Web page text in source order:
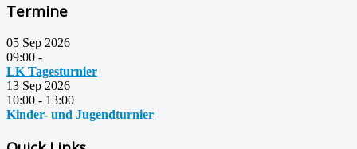
Termine
05 Sep 2026
09:00 -
LK Tagesturnier
13 Sep 2026
10:00 - 13:00
Kinder- und Jugendturnier